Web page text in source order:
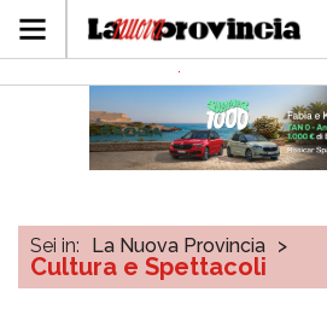
Sei in: La Nuova Provincia >
Cultura e Spettacoli